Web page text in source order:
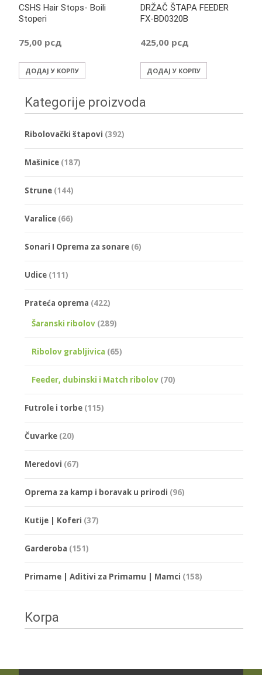
CSHS Hair Stops- Boili
Stoperi
75,00 рсд
ДОДАЈ У КОРПУ
DRŽAČ ŠTAPA FEEDER
FX-BD0320B
425,00 рсд
ДОДАЈ У КОРПУ
Kategorije proizvoda
Ribolovački štapovi (392)
Mašinice (187)
Strune (144)
Varalice (66)
Sonari I Oprema za sonare (6)
Udice (111)
Prateća oprema (422)
Šaranski ribolov (289)
Ribolov grabljivica (65)
Feeder, dubinski i Match ribolov (70)
Futrole i torbe (115)
Čuvarke (20)
Meredovi (67)
Oprema za kamp i boravak u prirodi (96)
Kutije | Koferi (37)
Garderoba (151)
Primame | Aditivi za Primamu | Mamci (158)
Korpa